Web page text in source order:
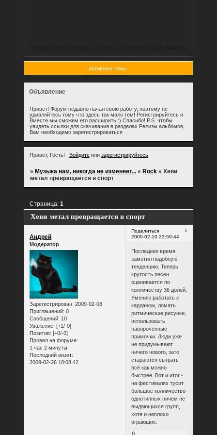
Активные темы
Объявление
Привет! Форум недавно начал свою работу, поэтому не
удивляйтесь тому что здесь так мало тем! Регистрируйтесь и
Вместе мы сможем его расширить :) Спасибо! P.S. чтобы
увидеть ссылки для скачивания в разделах Релизы альбомов,
Вам необходимо зарегистрироваться
Привет, Гость! Войдитеили зарегистрируйтесь.
»Музыка нам, никогда не изменяет... »Rock »Хеви
метал превращается в спорт
Хеви метал превращается в спорт
Страница:1
Поделиться
1
2009-02-10 23:59:44
Андрей
Модератор
Зарегистрирован: 2009-02-08
Приглашений: 0
Сообщений: 10
Уважение: [+1/-0]
Позитив: [+0/-0]
Провел на форуме:
1 час 2 минуты
Последний визит:
2009-02-26 10:08:42
Последнее время
заметил подобную
тенденцию. Теперь
крутость песен
оценивается по
колличеству 36 долей,
Умению работать с
карданом, ломать
ритмические рисунки,
использовать
навороченные
примочки. Люди уже
не придумывают
ничего нового, зато
стараются сыграть
всё как можно
быстрее. Вот и итог -
на фестивалях тусит
большое колличество
однотипных ничем не
выдающихся групп,
хотя и неплохо
играющих.
0